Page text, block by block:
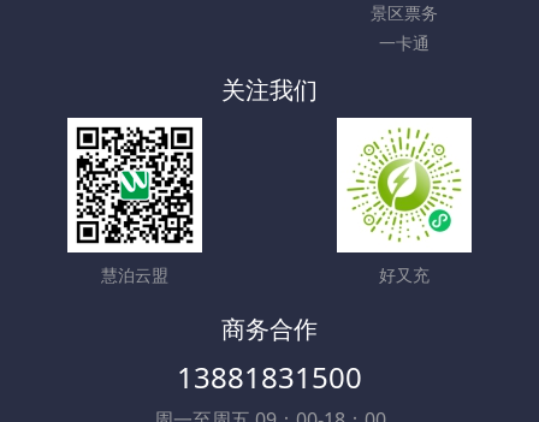
景区票务
一卡通
关注我们
慧泊云盟 好又充
商务合作
13881831500